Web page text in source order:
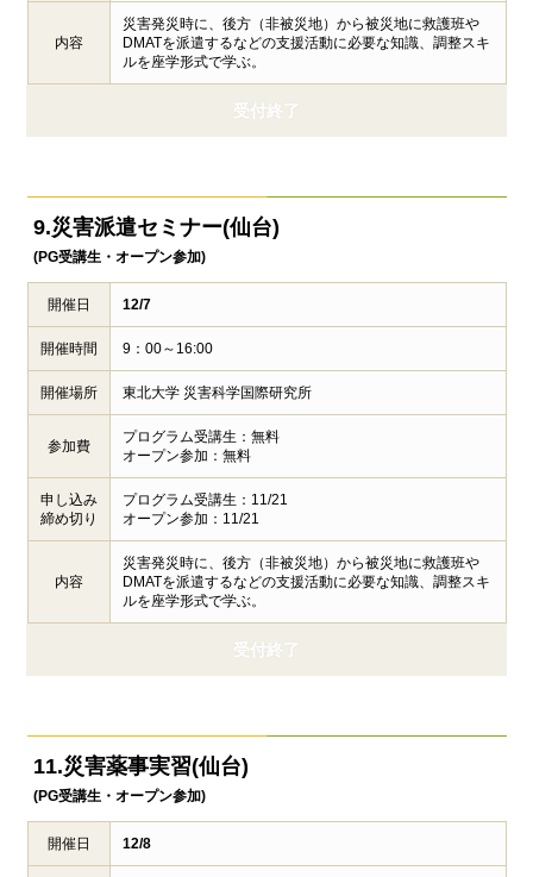
内容
災害発災時に、後方（非被災地）から被災地に救護班や
DMATを派遣するなどの支援活動に必要な知識、調整スキ
ルを座学形式で学ぶ。
受付終了
9.災害派遣セミナー(仙台)
(PG受講生・オープン参加)
開催日 12/7
開催時間 9：00～16:00
開催場所 東北大学 災害科学国際研究所
参加費
プログラム受講生：無料
オープン参加：無料
申し込み
締め切り
プログラム受講生：11/21
オープン参加：11/21
内容
災害発災時に、後方（非被災地）から被災地に救護班や
DMATを派遣するなどの支援活動に必要な知識、調整スキ
ルを座学形式で学ぶ。
受付終了
11.災害薬事実習(仙台)
(PG受講生・オープン参加)
開催日 12/8